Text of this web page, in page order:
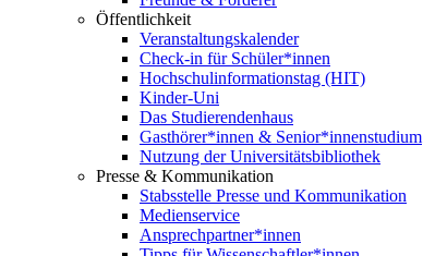
Öffentlichkeit
Veranstaltungskalender
Check-in für Schüler*innen
Hochschulinformationstag (HIT)
Kinder-Uni
Das Studierendenhaus
Gasthörer*innen & Senior*innenstudium
Nutzung der Universitätsbibliothek
Presse & Kommunikation
Stabsstelle Presse und Kommunikation
Medienservice
Ansprechpartner*innen